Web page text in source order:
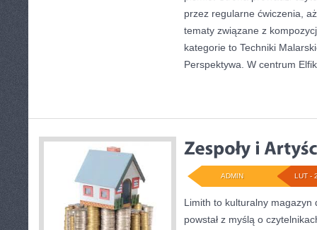
przez regularne ćwiczenia,
tematy związane z
kategorie to Techniki
Perspektywa. W centrum
LUT -
ADMIN
Limith to kulturalny magazyn
powstał z myślą o